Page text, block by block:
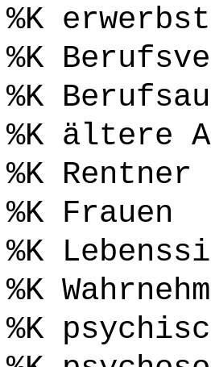
%K
%K
%K
%K ältere
%K Rentner
%K Frauen
%K
%K
%K